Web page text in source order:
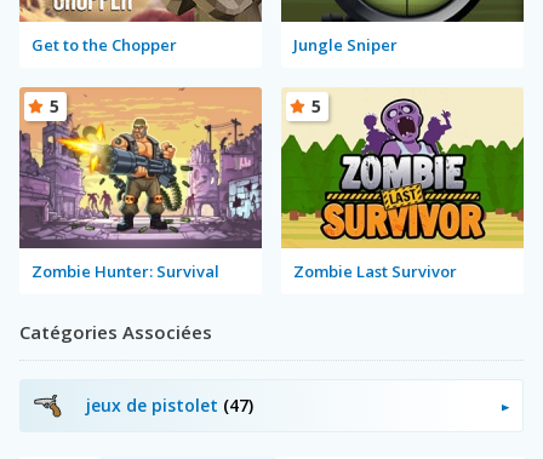
Get to the Chopper Jungle Sniper
Zombie Hunter: Survival
5
Zombie Last Survivor
5
Catégories Associées
jeux de pistolet (47)